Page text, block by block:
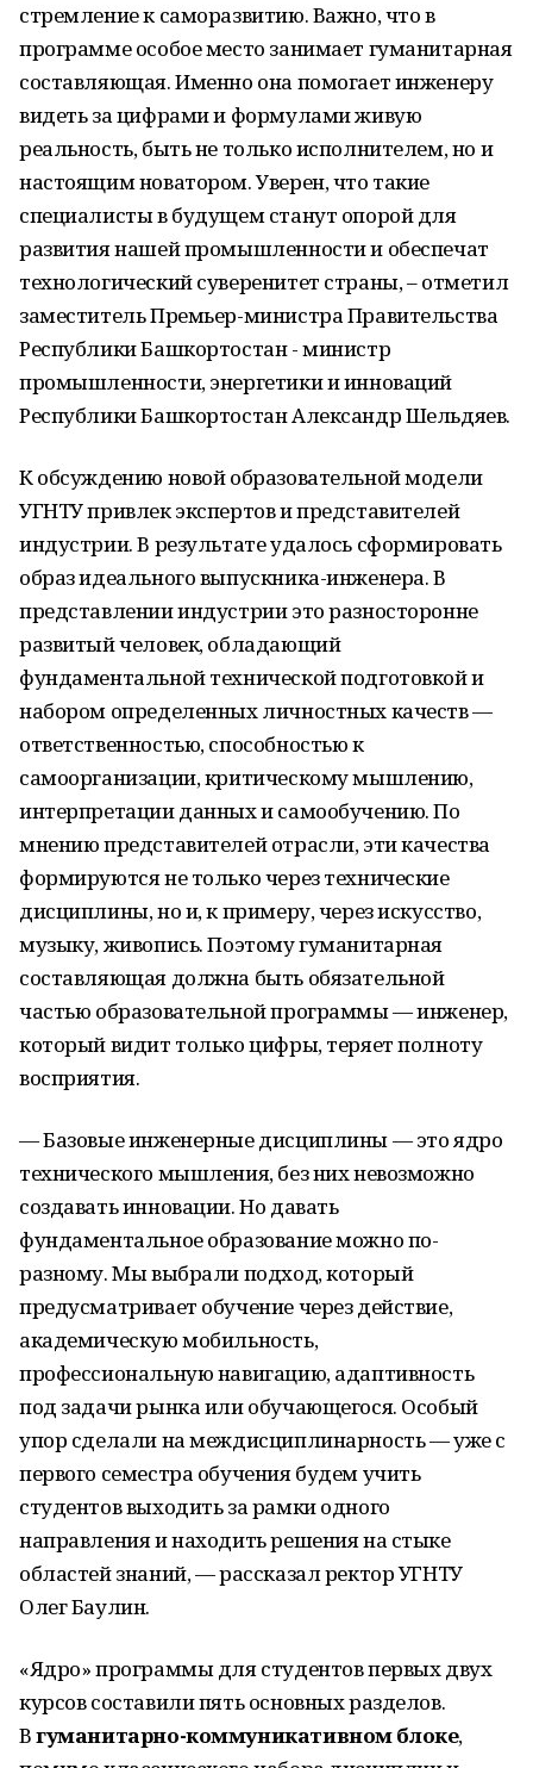
стремление к саморазвитию. Важно, что в
программе особое место занимает гуманитарная
составляющая. Именно она помогает инженеру
видеть за цифрами и формулами живую
реальность, быть не только исполнителем, но и
настоящим новатором. Уверен, что такие
специалисты в будущем станут опорой для
развития нашей промышленности и обеспечат
технологический суверенитет страны, – отметил
заместитель Премьер-министра Правительства
Республики Башкортостан - министр
промышленности, энергетики и инноваций
Республики Башкортостан Александр Шельдяев.
К обсуждению новой образовательной модели
УГНТУ привлек экспертов и представителей
индустрии. В результате удалось сформировать
образ идеального выпускника-инженера. В
представлении индустрии это разносторонне
развитый человек, обладающий
фундаментальной технической подготовкой и
набором определенных личностных качеств —
ответственностью, способностью к
самоорганизации, критическому мышлению,
интерпретации данных и самообучению. По
мнению представителей отрасли, эти качества
формируются не только через технические
дисциплины, но и, к примеру, через искусство,
музыку, живопись. Поэтому гуманитарная
составляющая должна быть обязательной
частью образовательной программы — инженер,
который видит только цифры, теряет полноту
восприятия.
— Базовые инженерные дисциплины — это ядро
технического мышления, без них невозможно
создавать инновации. Но давать
фундаментальное образование можно по-
разному. Мы выбрали подход, который
предусматривает обучение через действие,
академическую мобильность,
профессиональную навигацию, адаптивность
под задачи рынка или обучающегося. Особый
упор сделали на междисциплинарность — уже с
первого семестра обучения будем учить
студентов выходить за рамки одного
направления и находить решения на стыке
областей знаний, — рассказал ректор УГНТУ
Олег Баулин.
«Ядро» программы для студентов первых двух
курсов составили пять основных разделов.
Вгуманитарно-коммуникативном блоке,